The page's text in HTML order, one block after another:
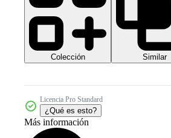
Colección Similar
Licencia Pro Standard
¿Qué es esto?
Más información